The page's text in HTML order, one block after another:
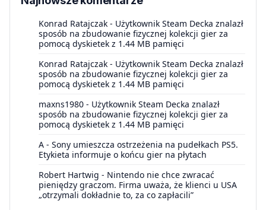
Konrad Ratajczak - Użytkownik Steam Decka znalazł
sposób na zbudowanie fizycznej kolekcji gier za
pomocą dyskietek z 1.44 MB pamięci
Konrad Ratajczak - Użytkownik Steam Decka znalazł
sposób na zbudowanie fizycznej kolekcji gier za
pomocą dyskietek z 1.44 MB pamięci
maxns1980 - Użytkownik Steam Decka znalazł
sposób na zbudowanie fizycznej kolekcji gier za
pomocą dyskietek z 1.44 MB pamięci
A - Sony umieszcza ostrzeżenia na pudełkach PS5.
Etykieta informuje o końcu gier na płytach
Robert Hartwig - Nintendo nie chce zwracać
pieniędzy graczom. Firma uważa, że klienci u USA
„otrzymali dokładnie to, za co zapłacili”